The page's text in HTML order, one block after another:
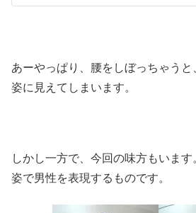
あーやっぱり、腰をしぼっちゃう
姿に見えてしまいます。
しかし一方で、今回の味方もいま
姿で男性を表現するものです。